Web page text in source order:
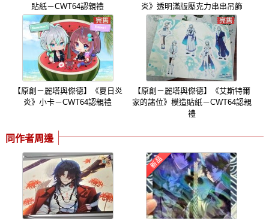
貼紙－CWT64認親禮
炎》透明滿版壓克力串串吊飾
【原創－麗塔與傑德】《夏日炎
炎》小卡－CWT64認親禮
【原創－麗塔與傑德】《艾斯特爾
家的諸位》模造貼紙－CWT64認親
禮
同作者周邊